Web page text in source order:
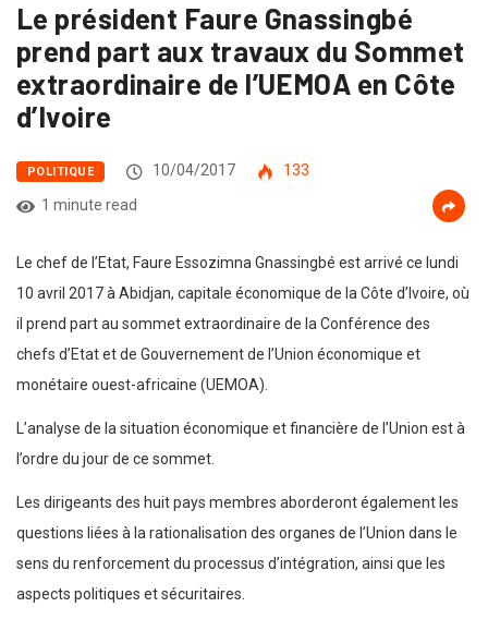
Le président Faure Gnassingbé
prend part aux travaux du Sommet
extraordinaire de l’UEMOA en Côte
d’Ivoire
POLITIQUE 10/04/2017
133
1 minute read
Le chef de l’Etat, Faure Essozimna Gnassingbé est arrivé ce lundi
10 avril 2017 à Abidjan, capitale économique de la Côte d’Ivoire, où
il prend part au sommet extraordinaire de la Conférence des
chefs d’Etat et de Gouvernement de l’Union économique et
monétaire ouest-africaine (UEMOA).
L’analyse de la situation économique et financière de l’Union est à
l’ordre du jour de ce sommet.
Les dirigeants des huit pays membres aborderont également les
questions liées à la rationalisation des organes de l’Union dans le
sens du renforcement du processus d’intégration, ainsi que les
aspects politiques et sécuritaires.